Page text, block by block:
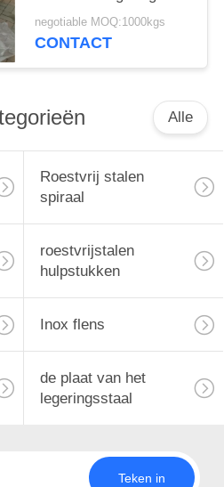
Breedte voor
Ruimtevaart Super
negotiable MOQ:1000kgs
CONTACT
Alle
Roestvrij stalen
spiraal
roestvrijstalen
hulpstukken
Inox flens
de plaat van het
legeringsstaal
Teken in